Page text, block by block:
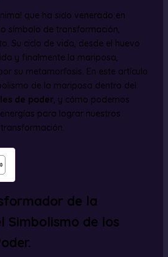
que ha sido venerado en
símbolo de transformación,
Su ciclo de vida, desde el huevo
y finalmente la mariposa,
su metamorfosis. En este artículo
de la mariposa dentro del
de poder, y cómo podemos
para lograr nuestros
de la
Simbolismo de los